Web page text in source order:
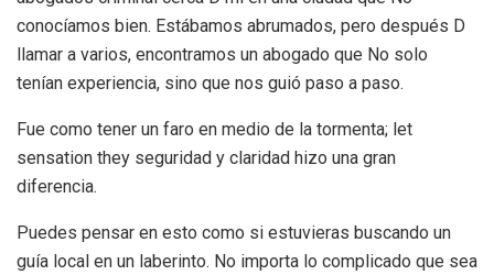
conocíamos bien. Estábamos abrumados, pero después D
llamar a varios, encontramos un abogado que No solo
tenían experiencia, sino que nos guió paso a paso.
Fue como tener un faro en medio de la tormenta; let
sensation they seguridad y claridad hizo una gran
diferencia.
Puedes pensar en esto como si estuvieras buscando un
guía local en un laberinto. No importa lo complicado que sea